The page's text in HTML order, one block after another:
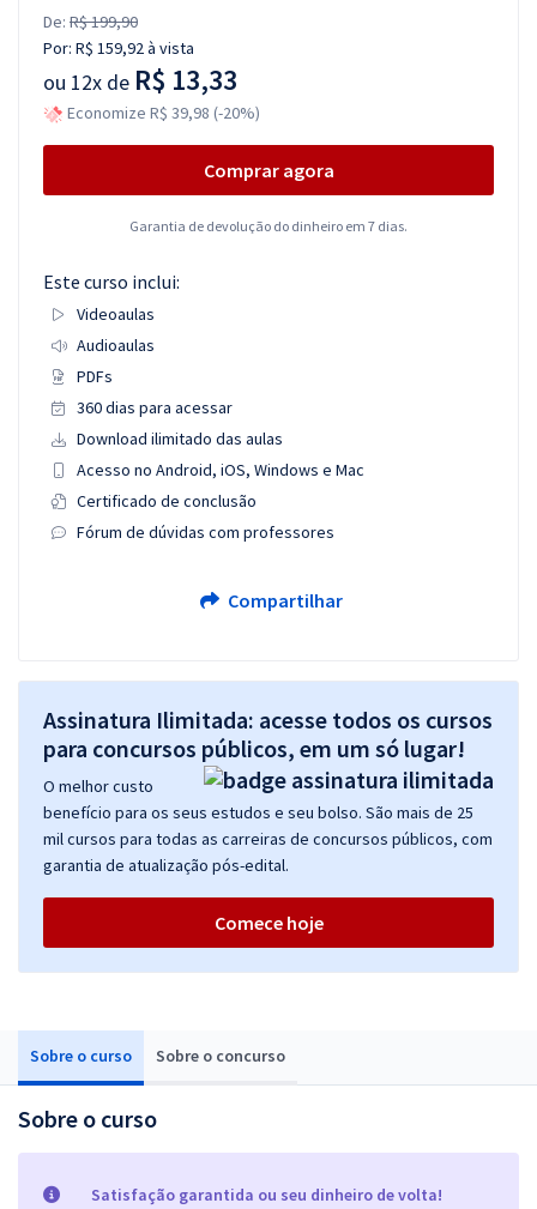
Sobre o curso Sobre o concurso
Sobre o curso
Satisfação garantida ou seu dinheiro de volta!
De: R$ 199,90
Por: R$ 159,92à vista
ou 12x de R$ 13,33
Economize R$ 39,98 (-20%)
Comprar agora
Garantia de devolução do dinheiro em 7 dias.
Este curso inclui:
Videoaulas
Audioaulas
PDFs
360 dias para acessar
Download ilimitado das aulas
Acesso no Android, iOS, Windows e Mac
Certificado de conclusão
Fórum de dúvidas com professores
Compartilhar
Assinatura Ilimitada: acesse todos os cursos
para concursos públicos, em um só lugar!
O melhor custo
benefício para os seus estudos e seu bolso. São mais de 25
mil cursos para todas as carreiras de concursos públicos, com
garantia de atualização pós-edital.
Comece hoje